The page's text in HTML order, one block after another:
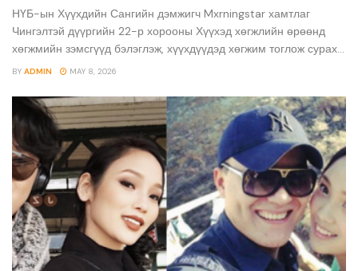
НҮБ-ын Хүүхдийн Сангийн дэмжигч Mxrningstar хамтлаг
Чингэлтэй дүүргийн 22-р хорооны Хүүхэд хөгжлийн өрөөнд
хөгжмийн зэмсгүүд бэлэглэж, хүүхдүүдэд хөгжим тоглож сурах...
BY ADMIN MAY 8, 2026